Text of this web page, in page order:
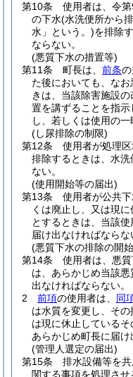
第10条
使用者は、令
の下水(水洗便所から
水」という。)を排除
ならない。
(悪質下水の措置等)
第11条
町長は、 前条
た後においても、な
きは、当該除害施設
置を講ずることを指
し、若しくは使用の
(し尿排除の制限)
第12条
使用者が処理
排除するときは、水
ない。
(使用開始等の届出)
第13条
使用者が公共
くは廃止し、又は現
とするときは、当該
届け出なければならな
(悪質下水の排除の開
第14条
使用者は、悪
は、あらかじめ当該
出なければならない。
2
前項の使用者は、 同
は水質を変更し、そ
は現に休止しているそ
あらかじめ町長に届け
(管理人選定の届出)
第15条
排水設備等を
関する事項を処理さ